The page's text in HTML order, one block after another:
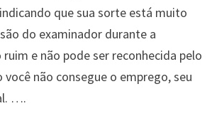
que sua sorte está muito
do examinador durante a
e não pode ser reconhecida pelo
não consegue o emprego, seu
….